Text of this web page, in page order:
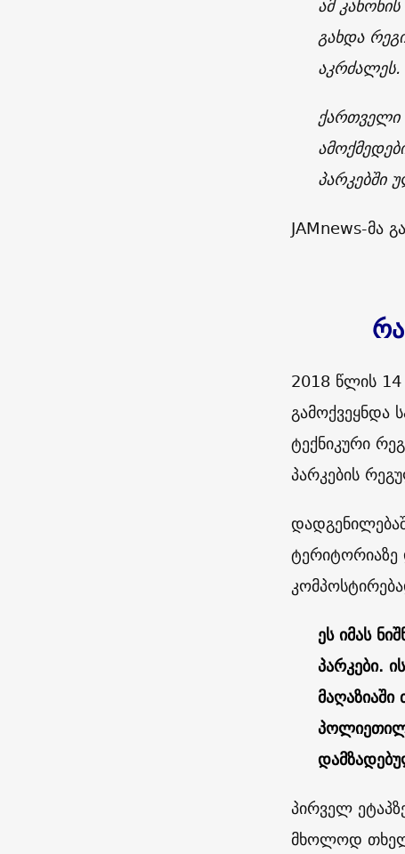
ამ
გახდა
აკრძალეს.
ქართველი
პარკებში
JAMnews-მა
2018 წლის 14
გამოქვეყნდა
ტექნიკური
პარკების
ეს იმას
პარკები.
პირველ
მხოლოდ